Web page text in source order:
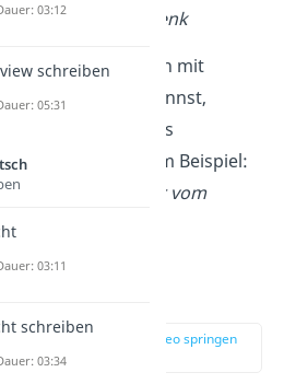
Mein bestes Geschenk
Wenn du dich mit
auskennst,
du auch diese als
wählen, zum Beispiel:
noch kein Meister vom
gefallen
zur Stelle im Video springen
03:12
schreiben
05:31
03:11
schreiben
03:34